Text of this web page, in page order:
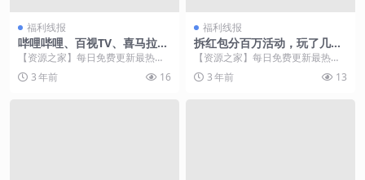
福利线报
哔哩哔哩、百视TV、喜马拉
雅、蜻蜓FM等上海互联网企
【资源之家】每日免费更新最热门
的副业项目资源 当前，上海正处于
疫情防控关键时期。...
3 年前 16
福利线报
拆红包分百万活动，玩了几天
赚了一点红包
【资源之家】每日免费更新最热门
的副业项目资源 拆红包分百万，活
动11月3日出的。...
3 年前 13